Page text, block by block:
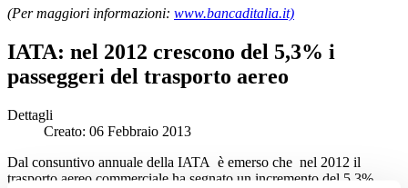
(Per maggiori informazioni: www.bancaditalia.it)
IATA: nel 2012 crescono del 5,3% i
passeggeri del trasporto aereo
Dettagli
Creato: 06 Febbraio 2013
Dal consuntivo annuale della IATA è emerso che nel 2012 il
trasporto aereo commerciale ha segnato un incremento del 5,3%.